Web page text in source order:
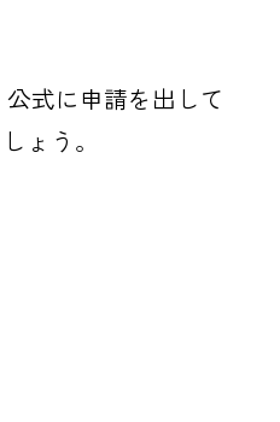
式に申請を出して
ょう。